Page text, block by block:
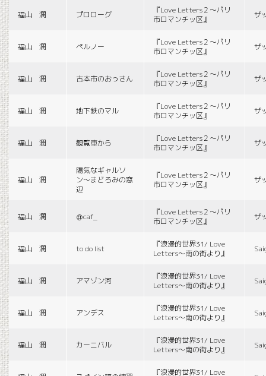
福山 潤 プロローグ
『Love Letters２〜パリ
市ロマンチッ区』
ザ
福山 潤 ペルノー
『Love Letters２〜パリ
市ロマンチッ区』
ザ
福山 潤 古本市のおっさん
『Love Letters２〜パリ
市ロマンチッ区』
ザ
福山 潤 地下鉄のマル
『Love Letters２〜パリ
市ロマンチッ区』
ザ
福山 潤 観覧車から
『Love Letters２〜パリ
市ロマンチッ区』
ザ
福山 潤
陽気なギャルソ
ン〜まどろみの窓
辺
『Love Letters２〜パリ
市ロマンチッ区』
ザ
福山 潤 ＠caf_
『Love Letters２〜パリ
市ロマンチッ区』
ザ
福山 潤 to do list
『浪漫的世界31/ Love
Letters〜南の街より』
福山 潤 アマゾン河
『浪漫的世界31/ Love
Letters〜南の街より』
福山 潤 アンデス
『浪漫的世界31/ Love
Letters〜南の街より』
福山 潤 カーニバル
『浪漫的世界31/ Love
Letters〜南の街より』
『浪漫的世界31/ Love